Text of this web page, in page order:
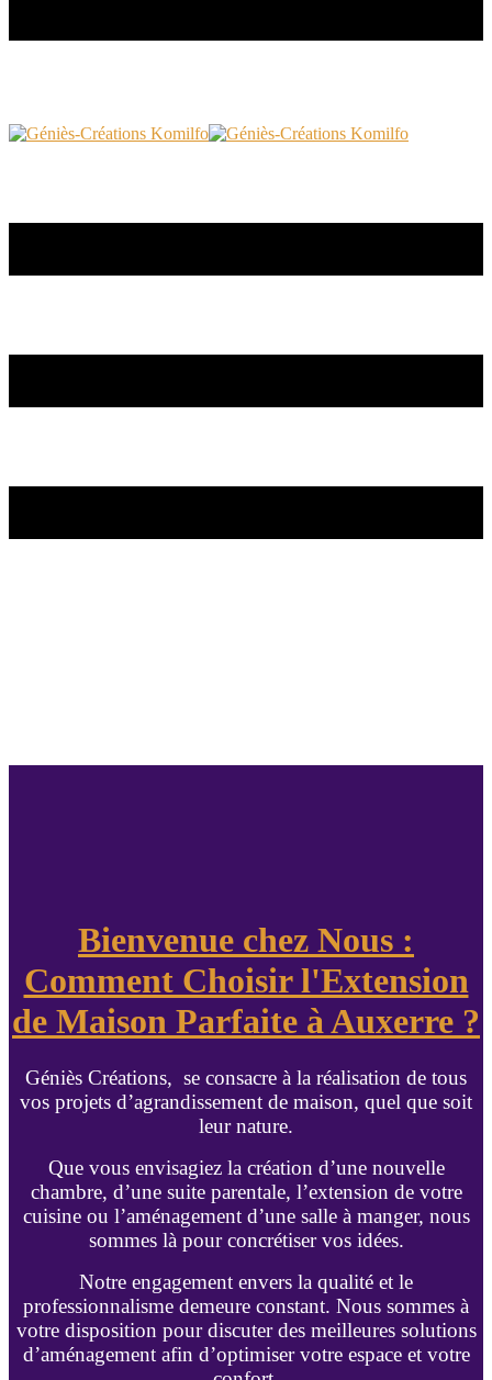
Bienvenue chez Nous :
Comment Choisir l'Extension
de Maison Parfaite à Auxerre ?
Géniès Créations, se consacre à la réalisation de tous
vos projets d’agrandissement de maison, quel que soit
leur nature.
Que vous envisagiez la création d’une nouvelle
chambre, d’une suite parentale, l’extension de votre
cuisine ou l’aménagement d’une salle à manger, nous
sommes là pour concrétiser vos idées.
Notre engagement envers la qualité et le
professionnalisme demeure constant. Nous sommes à
votre disposition pour discuter des meilleures solutions
d’aménagement afin d’optimiser votre espace et votre